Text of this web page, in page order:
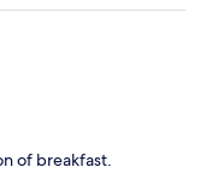
of breakfast.